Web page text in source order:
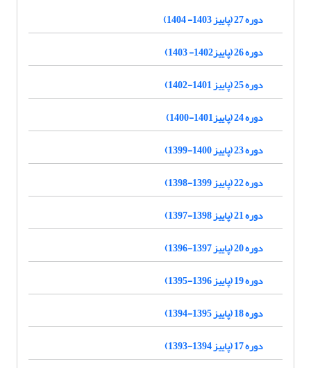
دوره 27 (پاییز 1403- 1404)
دوره 26 (پاییز1402- 1403)
دوره 25 (پاییز 1401-1402)
دوره 24 (پاییز1401-1400)
دوره 23 (پاییز 1400-1399)
دوره 22 (پاییز 1399-1398)
دوره 21 (پاییز 1398-1397)
دوره 20 (پاییز 1397-1396)
دوره 19 (پاییز 1396-1395)
دوره 18 (پاییز 1395-1394)
دوره 17 (پاییز 1394-1393)